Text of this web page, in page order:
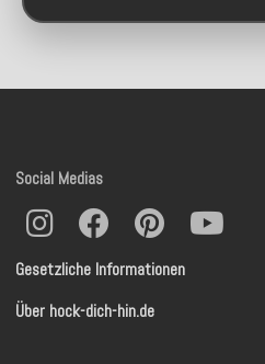
Gesetzliche Informationen
Über hock-dich-hin.de
Social Medias